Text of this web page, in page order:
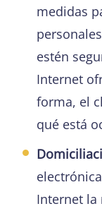
medidas
estén
Internet
forma, el
qué está
Internet la